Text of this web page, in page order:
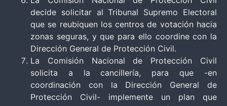
decide solicitar al Tribunal Supremo Electoral
que se reubiquen los centros de votación hacia
zonas seguras, y que para ello coordine con la
Dirección General de Protección Civil.
La Comisión Nacional de Protección Civil
solicita a la cancillería, para que -en
coordinación con la Dirección General de
Protección Civil- implemente un plan que